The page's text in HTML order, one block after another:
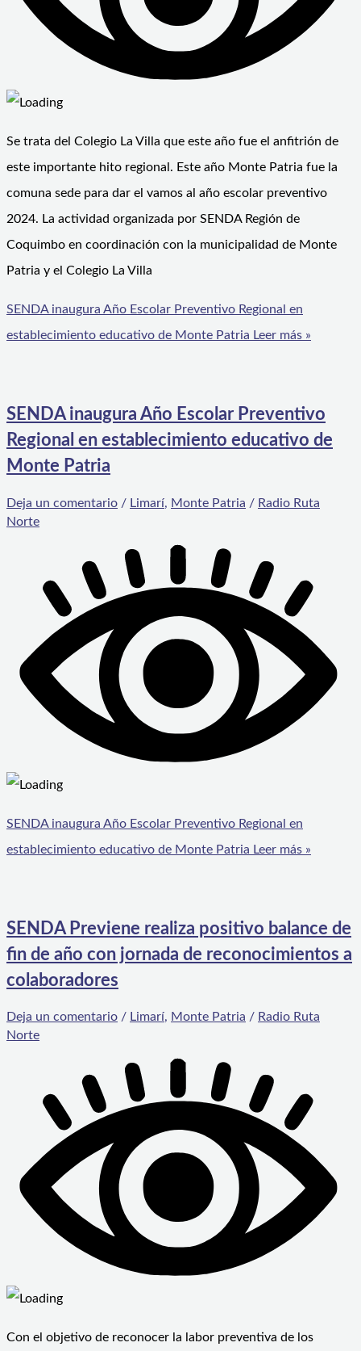
Se trata del Colegio La Villa que este año fue el anfitrión de
este importante hito regional. Este año Monte Patria fue la
comuna sede para dar el vamos al año escolar preventivo
2024. La actividad organizada por SENDA Región de
Coquimbo en coordinación con la municipalidad de Monte
Patria y el Colegio La Villa
SENDA inaugura Año Escolar Preventivo Regional en
establecimiento educativo de Monte Patria Leer más »
SENDA inaugura Año Escolar Preventivo
Regional en establecimiento educativo de
Monte Patria
Deja un comentario / Limarí, Monte Patria / Radio Ruta
Norte
SENDA inaugura Año Escolar Preventivo Regional en
establecimiento educativo de Monte Patria Leer más »
SENDA Previene realiza positivo balance de
fin de año con jornada de reconocimientos a
colaboradores
Deja un comentario / Limarí, Monte Patria / Radio Ruta
Norte
Con el objetivo de reconocer la labor preventiva de los